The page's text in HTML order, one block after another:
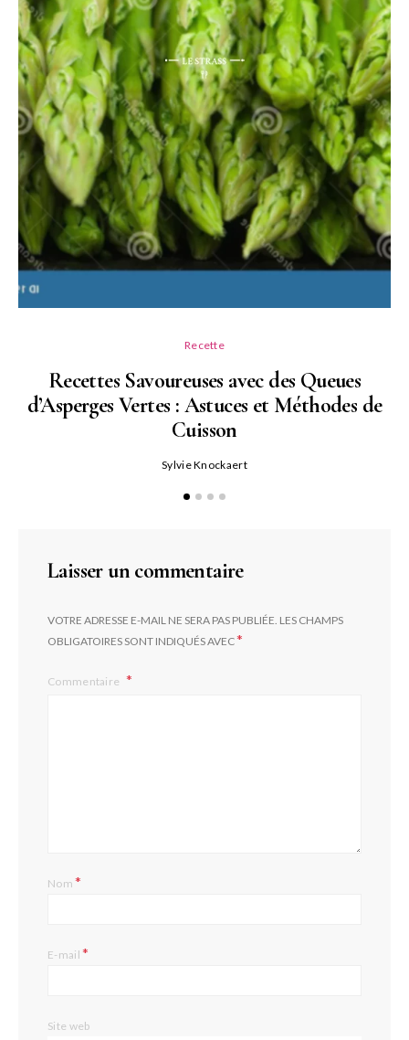
Recette
Recettes Savoureuses avec des Queues
d’Asperges Vertes : Astuces et Méthodes de
Cuisson
Sylvie Knockaert
Laisser un commentaire
VOTRE ADRESSE E-MAIL NE SERA PAS PUBLIÉE. LES CHAMPS
OBLIGATOIRES SONT INDIQUÉS AVEC*
Commentaire
Nom*
E-mail*
Site web